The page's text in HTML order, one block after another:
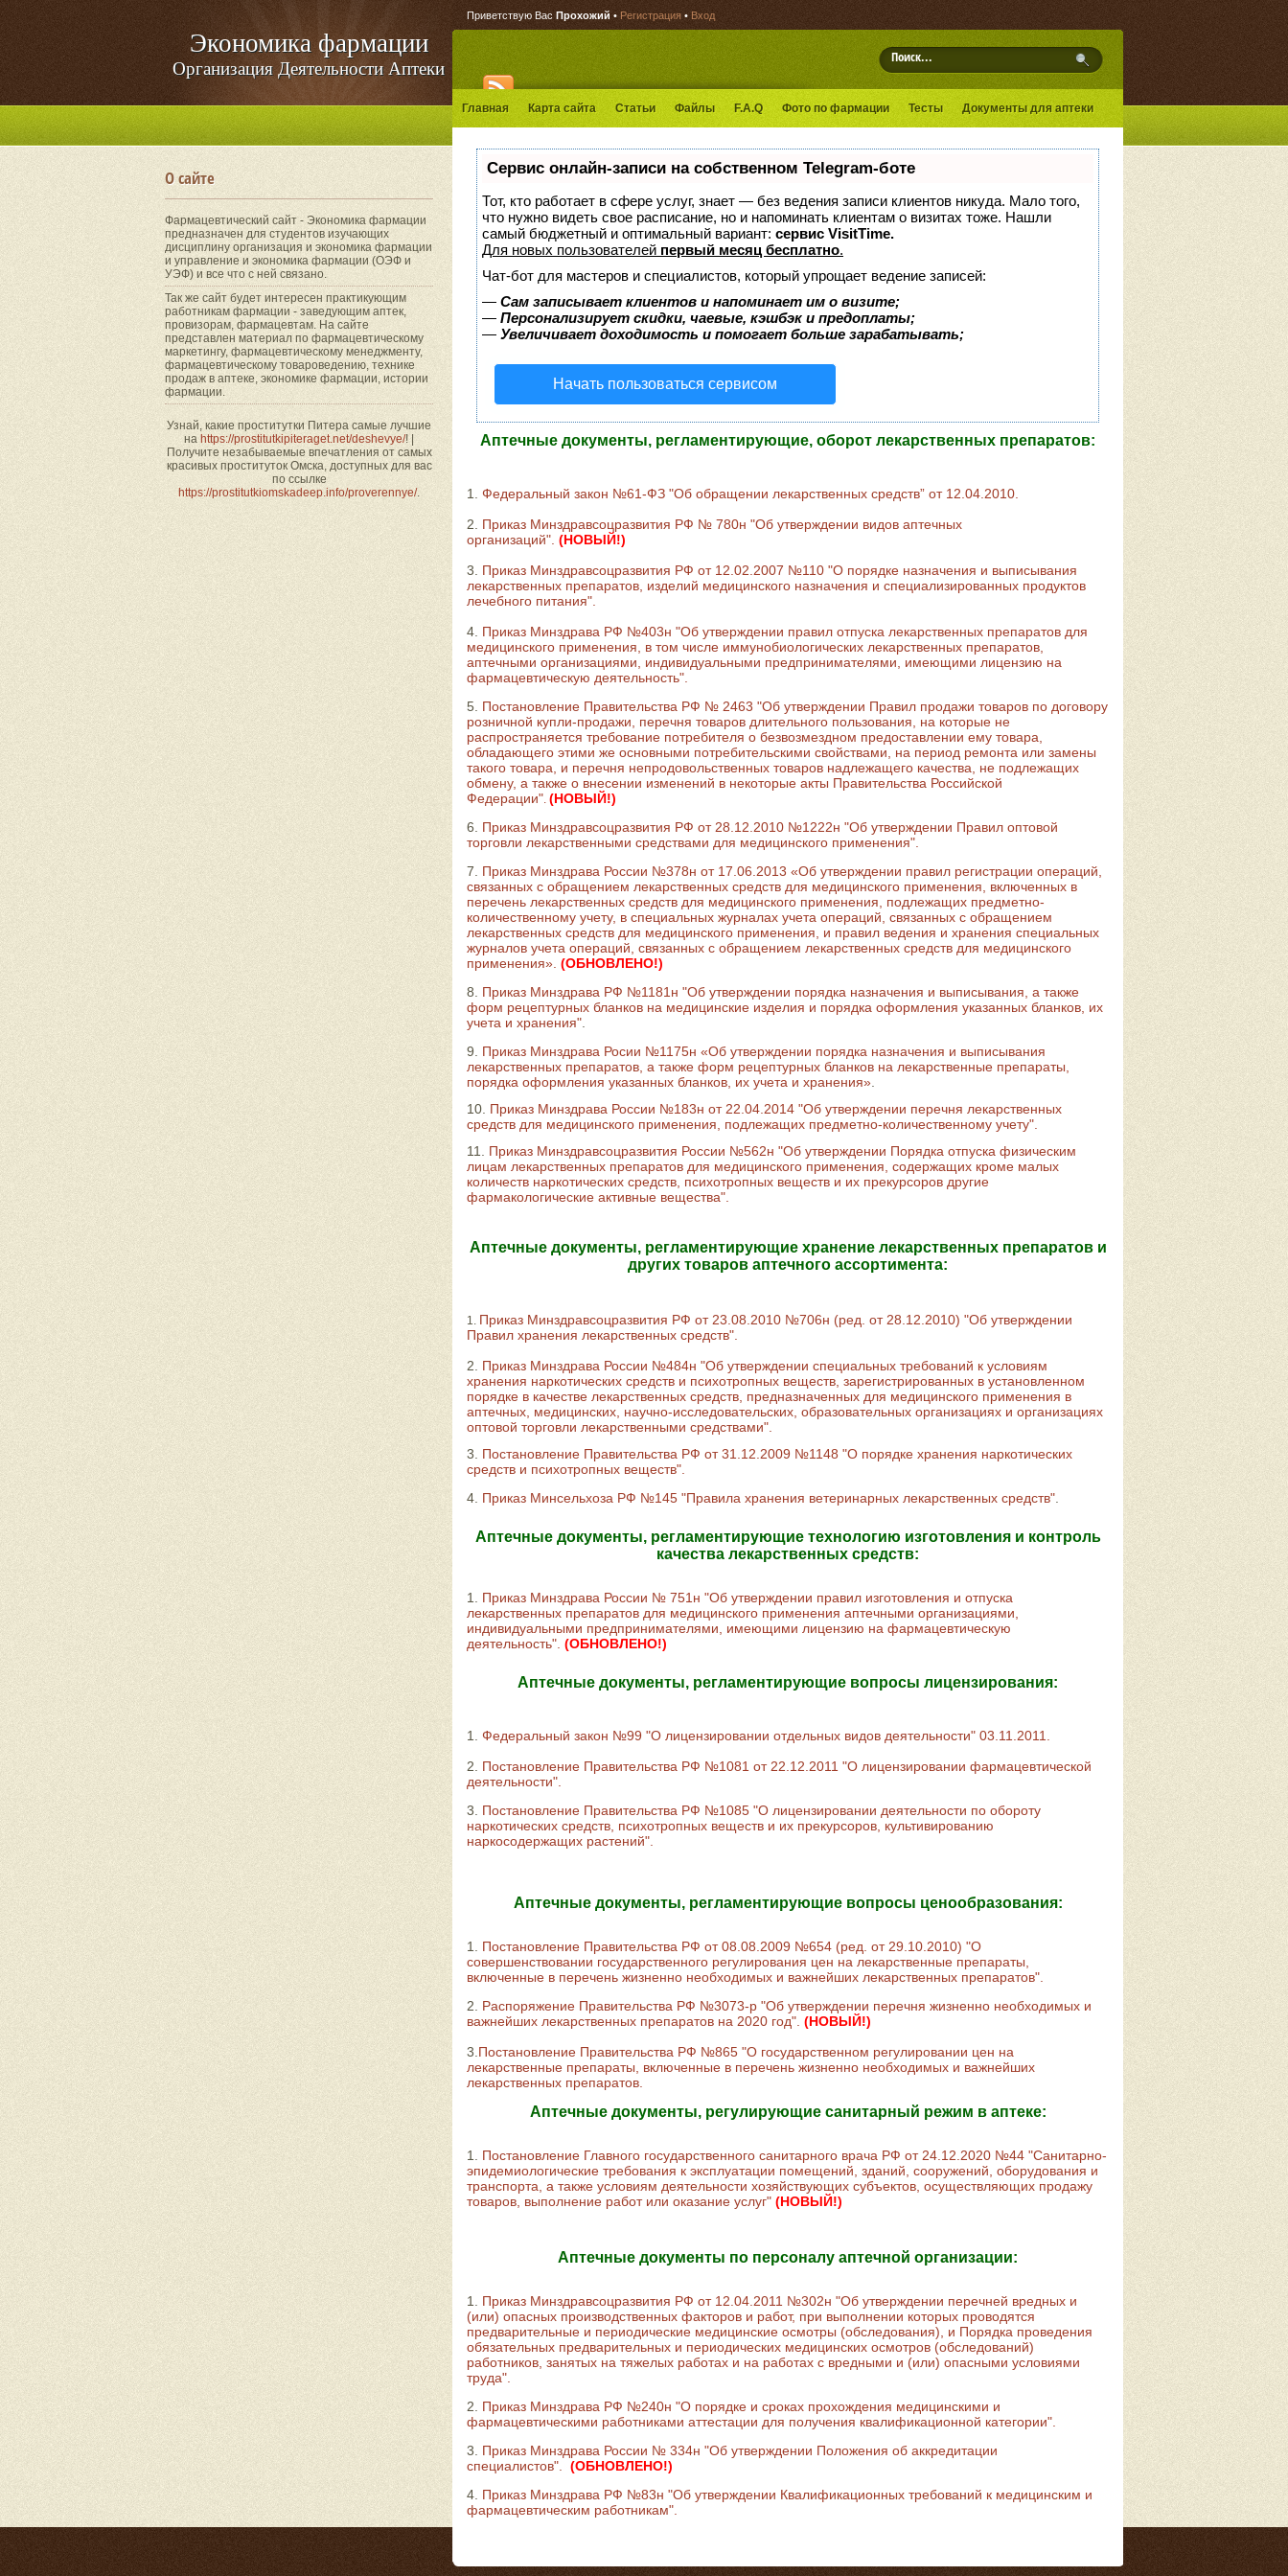
Экономика фармации
Организация Деятельности Аптеки
О сайте
Фармацевтический сайт - Экономика фармации
предназначен для студентов изучающих
дисциплину организация и экономика фармации
и управление и экономика фармации (ОЭФ и
УЭФ) и все что с ней связано.
Так же сайт будет интересен практикующим
работникам фармации - заведующим аптек,
провизорам, фармацевтам. На сайте
представлен материал по фармацевтическому
маркетингу, фармацевтическому менеджменту,
фармацевтическому товароведению, технике
продаж в аптеке, экономике фармации, истории
фармации.
Узнай, какие проститутки Питера самые лучшие
на https://prostitutkipiteraget.net/deshevye/! |
Получите незабываемые впечатления от самых
красивых проституток Омска, доступных для вас
по ссылке
https://prostitutkiomskadeep.info/proverennye/.
Приветствую Вас Прохожий • Регистрация • Вход
Главная Карта сайта Статьи Файлы F.A.Q Фото по фармации Тесты Документы для аптеки
Сервис онлайн-записи на собственном Telegram-боте
Тот, кто работает в сфере услуг, знает — без ведения записи клиентов никуда. Мало того,
что нужно видеть свое расписание, но и напоминать клиентам о визитах тоже. Нашли
самый бюджетный и оптимальный вариант: сервис VisitTime.
Для новых пользователей первый месяц бесплатно.
Чат-бот для мастеров и специалистов, который упрощает ведение записей:
— Сам записывает клиентов и напоминает им о визите;
— Персонализирует скидки, чаевые, кэшбэк и предоплаты;
— Увеличивает доходимость и помогает больше зарабатывать;
Начать пользоваться сервисом
Аптечные документы, регламентирующие, оборот лекарственных препаратов:
1. Федеральный закон №61-ФЗ "Об обращении лекарственных средств” от 12.04.2010.
2. Приказ Минздравсоцразвития РФ № 780н "Об утверждении видов аптечных
организаций". (НОВЫЙ!)
3. Приказ Минздравсоцразвития РФ от 12.02.2007 №110 "О порядке назначения и выписывания
лекарственных препаратов, изделий медицинского назначения и специализированных продуктов
лечебного питания".
4. Приказ Минздрава РФ №403н "Об утверждении правил отпуска лекарственных препаратов для
медицинского применения, в том числе иммунобиологических лекарственных препаратов,
аптечными организациями, индивидуальными предпринимателями, имеющими лицензию на
фармацевтическую деятельность".
5. Постановление Правительства РФ № 2463 "Об утверждении Правил продажи товаров по договору
розничной купли-продажи, перечня товаров длительного пользования, на которые не
распространяется требование потребителя о безвозмездном предоставлении ему товара,
обладающего этими же основными потребительскими свойствами, на период ремонта или замены
такого товара, и перечня непродовольственных товаров надлежащего качества, не подлежащих
обмену, а также о внесении изменений в некоторые акты Правительства Российской
Федерации". (НОВЫЙ!)
6. Приказ Минздравсоцразвития РФ от 28.12.2010 №1222н "Об утверждении Правил оптовой
торговли лекарственными средствами для медицинского применения".
7. Приказ Минздрава России №378н от 17.06.2013 «Об утверждении правил регистрации операций,
связанных с обращением лекарственных средств для медицинского применения, включенных в
перечень лекарственных средств для медицинского применения, подлежащих предметно-
количественному учету, в специальных журналах учета операций, связанных с обращением
лекарственных средств для медицинского применения, и правил ведения и хранения специальных
журналов учета операций, связанных с обращением лекарственных средств для медицинского
применения». (ОБНОВЛЕНО!)
8. Приказ Минздрава РФ №1181н "Об утверждении порядка назначения и выписывания, а также
форм рецептурных бланков на медицинские изделия и порядка оформления указанных бланков, их
учета и хранения"
9. Приказ Минздрава Росии №1175н «Об утверждении порядка назначения и выписывания
лекарственных препаратов, а также форм рецептурных бланков на лекарственные препараты,
порядка оформления указанных бланков, их учета и хранения»
10. Приказ Минздрава России №183н от 22.04.2014 "Об утверждении перечня лекарственных
средств для медицинского применения, подлежащих предметно-количественному учету".
11. Приказ Минздравсоцразвития России №562н "Об утверждении Порядка отпуска физическим
лицам лекарственных препаратов для медицинского применения, содержащих кроме малых
количеств наркотических средств, психотропных веществ и их прекурсоров другие
фармакологические активные вещества".
Аптечные документы, регламентирующие хранение лекарственных препаратов и
других товаров аптечного ассортимента:
1. Приказ Минздравсоцразвития РФ от 23.08.2010 №706н (ред. от 28.12.2010) "Об утверждении
Правил хранения лекарственных средств".
2. Приказ Минздрава России №484н "Об утверждении специальных требований к условиям
хранения наркотических средств и психотропных веществ, зарегистрированных в установленном
порядке в качестве лекарственных средств, предназначенных для медицинского применения в
аптечных, медицинских, научно-исследовательских, образовательных организациях и организациях
оптовой торговли лекарственными средствами".
3. Постановление Правительства РФ от 31.12.2009 №1148 "О порядке хранения наркотических
средств и психотропных веществ".
4. Приказ Минсельхоза РФ №145 "Правила хранения ветеринарных лекарственных средств"
Аптечные документы, регламентирующие технологию изготовления и контроль
качества лекарственных средств:
1. Приказ Минздрава России № 751н "Об утверждении правил изготовления и отпуска
лекарственных препаратов для медицинского применения аптечными организациями,
индивидуальными предпринимателями, имеющими лицензию на фармацевтическую
деятельность". (ОБНОВЛЕНО!)
Аптечные документы, регламентирующие вопросы лицензирования:
1. Федеральный закон №99 "О лицензировании отдельных видов деятельности" 03.11.2011.
2. Постановление Правительства РФ №1081 от 22.12.2011 "О лицензировании фармацевтической
деятельности".
3. Постановление Правительства РФ №1085 "О лицензировании деятельности по обороту
наркотических средств, психотропных веществ и их прекурсоров, культивированию
наркосодержащих растений".
Аптечные документы, регламентирующие вопросы ценообразования:
1. Постановление Правительства РФ от 08.08.2009 №654 (ред. от 29.10.2010) "О
совершенствовании государственного регулирования цен на лекарственные препараты,
включенные в перечень жизненно необходимых и важнейших лекарственных препаратов".
2. Распоряжение Правительства РФ №3073-р "Об утверждении перечня жизненно необходимых и
важнейших лекарственных препаратов на 2020 год". (НОВЫЙ!)
3. Постановление Правительства РФ №865 "О государственном регулировании цен на
лекарственные препараты, включенные в перечень жизненно необходимых и важнейших
лекарственных препаратов.
Аптечные документы, регулирующие санитарный режим в аптеке:
1. Постановление Главного государственного санитарного врача РФ от 24.12.2020 №44 "Санитарно-
эпидемиологические требования к эксплуатации помещений, зданий, сооружений, оборудования и
транспорта, а также условиям деятельности хозяйствующих субъектов, осуществляющих продажу
товаров, выполнение работ или оказание услуг" (НОВЫЙ!)
Аптечные документы по персоналу аптечной организации:
1. Приказ Минздравсоцразвития РФ от 12.04.2011 №302н "Об утверждении перечней вредных и
(или) опасных производственных факторов и работ, при выполнении которых проводятся
предварительные и периодические медицинские осмотры (обследования), и Порядка проведения
обязательных предварительных и периодических медицинских осмотров (обследований)
работников, занятых на тяжелых работах и на работах с вредными и (или) опасными условиями
труда".
2. Приказ Минздрава РФ №240н "О порядке и сроках прохождения медицинскими и
фармацевтическими работниками аттестации для получения квалификационной категории".
3. Приказ Минздрава России № 334н "Об утверждении Положения об аккредитации
специалистов".
(ОБНОВЛЕНО!)
4. Приказ Минздрава РФ №83н "Об утверждении Квалификационных требований к медицинским и
фармацевтическим работникам".